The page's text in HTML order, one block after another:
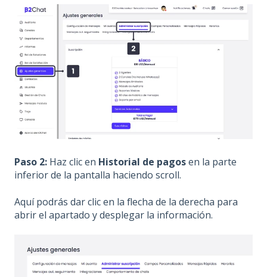
Paso 2: Haz clic en Historial de pagosen la parte
inferior de la pantalla haciendo scroll.
Aquí podrás dar clic en la flecha de la derecha para
abrir el apartado y desplegar la información.